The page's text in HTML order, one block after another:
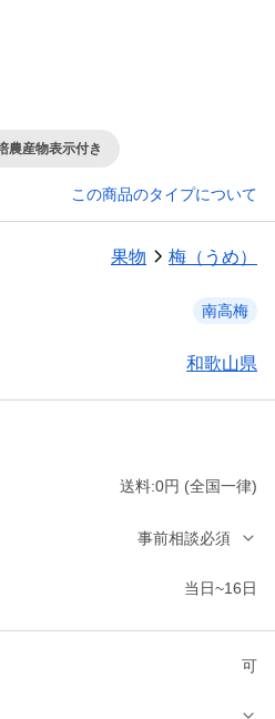
農産物表示付き
この商品のタイプについて
果物 梅（うめ）
南高梅
和歌山県
送料:0円 (全国一律)
事前相談必須
当日~16日
可